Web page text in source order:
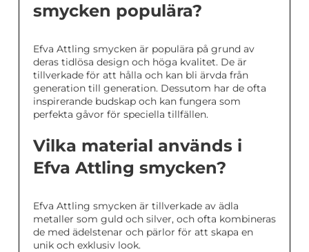
smycken populära?
Efva Attling smycken är populära på grund av
deras tidlösa design och höga kvalitet. De är
tillverkade för att hålla och kan bli ärvda från
generation till generation. Dessutom har de ofta
inspirerande budskap och kan fungera som
perfekta gåvor för speciella tillfällen.
Vilka material används i
Efva Attling smycken?
Efva Attling smycken är tillverkade av ädla
metaller som guld och silver, och ofta kombineras
de med ädelstenar och pärlor för att skapa en
unik och exklusiv look.